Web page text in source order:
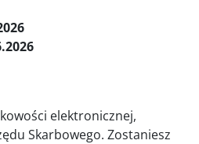
elektronicznej,
Skarbowego. Zostaniesz